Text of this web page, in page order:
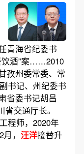
青海省纪委书
饮酒”案……2010
孜州委常委、常
书记、州纪委书
省委书记胡昌
省交通厅长。
程师，2020年
， 汪洋接替升